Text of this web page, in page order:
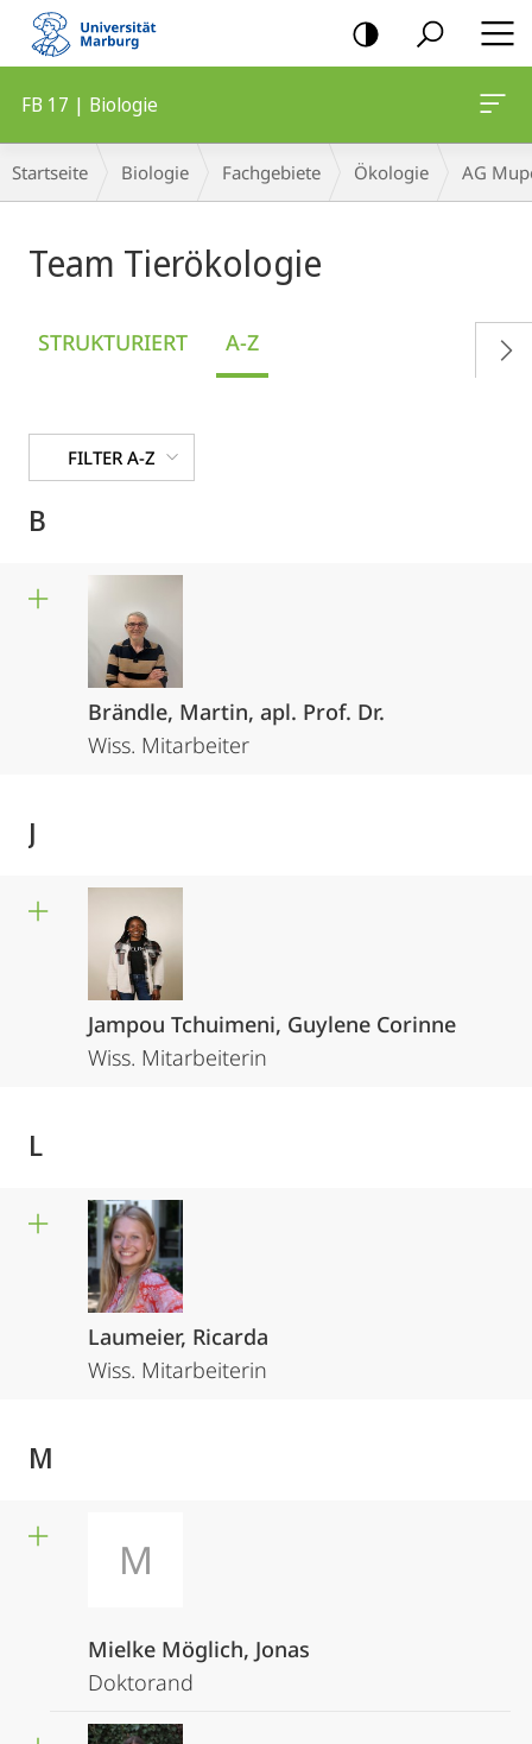
Mobile-
Navigation
FB 17 | Biologie
Breadcrumb-
Navigation
Startseite Biologie Fachgebiete Ökologie AG
Team Tierökologie
STRUKTURIERT A-Z
FILTER A-Z
B
Brändle, Martin, apl. Prof. Dr.
Wiss. Mitarbeiter
J
Jampou Tchuimeni, Guylene Corinne
Wiss. Mitarbeiterin
L
Laumeier, Ricarda
Wiss. Mitarbeiterin
M
M
Mielke Möglich, Jonas
Doktorand